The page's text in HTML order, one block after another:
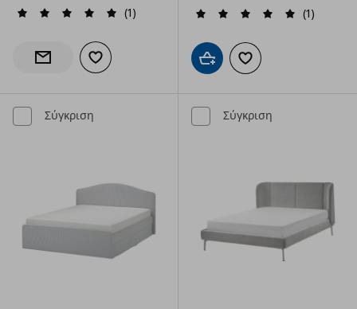
(1)
Ενημέρωση διαθεσιμότητας
Προσθήκη στα αγαπημένα
(1)
Προσθήκη στο καλάθι
Προσθήκη στα
Σύγκριση Σύγκριση